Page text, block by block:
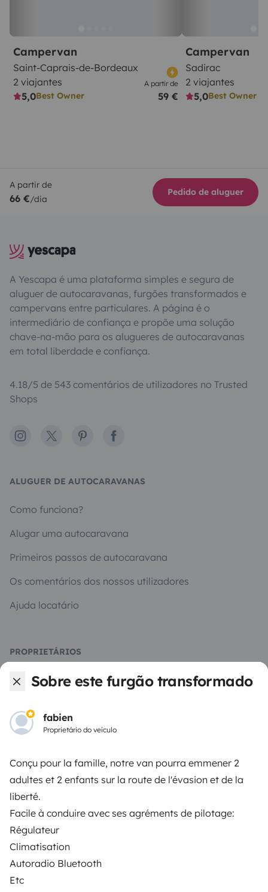
Sobre este furgão transformado
fabien
Proprietário do veículo
Conçu pour la famille, notre van pourra emmener 2
adultes et 2 enfants sur la route de l'évasion et de la
liberté.
Facile à conduire avec ses agréments de pilotage:
Régulateur
Climatisation
Autoradio Bluetooth
Etc
Campervan
Saint-Caprais-de-Bordeaux
2 viajantes
5,0Best Owner
A partir de
59 €
Campervan
Sadirac
2 viajantes
5,0Best Owner
A partir de
66 €/dia
Pedido de aluguer
A Yescapa é uma plataforma simples e segura de
aluguer de autocaravanas, furgões transformados e
campervans entre particulares. A página é o
intermediário de confiança e propõe uma solução
chave-na-mão para os alugueres de autocaravanas
em total liberdade e confiança.
4.18/5 de 543 comentários de utilizadores no Trusted
Shops
Instagram
X PinterestFacebook
ALUGUER DE AUTOCARAVANAS
Como funciona?
Alugar uma autocaravana
Primeiros passos de autocaravana
Os comentários dos nossos utilizadores
Ajuda locatário
PROPRIETÁRIOS
Criar um anúncio
Seguro de aluguer
Ajuda proprietário
Modos de pagamento seguros
Pagamento em prestações